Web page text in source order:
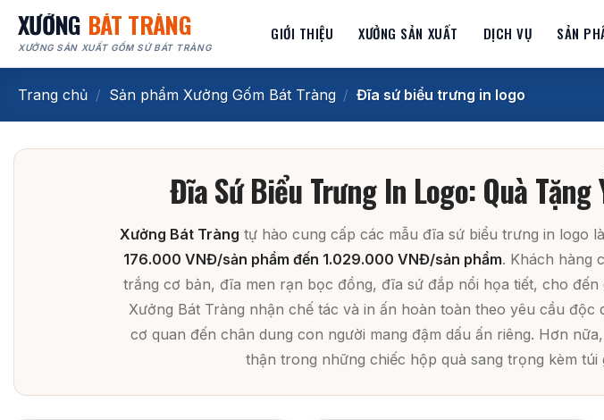
quaXƯỞNG BÁT TRÀNG
XƯỞNG SẢN XUẤT GỐM SỨ BÁT TRÀNG
GIỚI THIỆU XƯỞNG SẢN XUẤT DỊCH VỤ SẢN
Trang chủ / Sản phẩm Xưởng Gốm Bát Tràng / Đĩa sứ biểu trưng in logo
Đĩa Sứ Biểu Trưng In Logo: Quà
Xưởng Bát Tràng tự hào cung cấp các mẫu đĩa sứ biểu trưng in logo
176.000 VNĐ/sản phẩm đến 1.029.000 VNĐ/sản phẩm. Khách hàng
trắng cơ bản, đĩa men rạn bọc đồng, đĩa sứ đắp nổi họa tiết, cho
Xưởng Bát Tràng nhận chế tác và in ấn hoàn toàn theo yêu cầu
cơ quan đến chân dung con người mang đậm dấu ấn riêng. Hơn
thận trong những chiếc hộp quà sang trọng kèm